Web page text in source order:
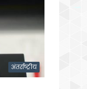
अंतर्राष्ट्रीय